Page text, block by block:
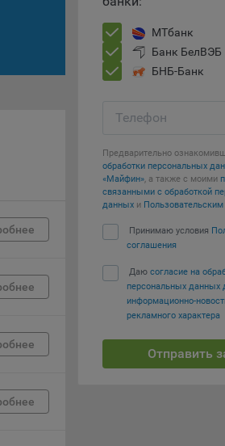
если
МТбанк
Банк БелВЭБ
БНБ-Банк
Телефон
Предварительно
обработки персональных
«Майфин», а также с моими
связанными с обработкой
данных и
Принимаю условия
соглашения
Даю согласие на
персональных данных
информационно-
рекламного характера
Отправить